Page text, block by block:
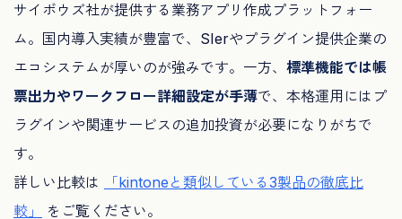
サイボウズ社が提供する業務アプリ作成プラットフォー
ム。国内導入実績が豊富で、SIerやプラグイン提供企業の
エコシステムが厚いのが強みです。一方、 標準機能では帳
票出力やワークフロー詳細設定が手薄で、本格運用にはプ
ラグインや関連サービスの追加投資が必要になりがちで
す。
詳しい比較は
「kintoneと類似している3製品の徹底比
較」
をご覧ください。